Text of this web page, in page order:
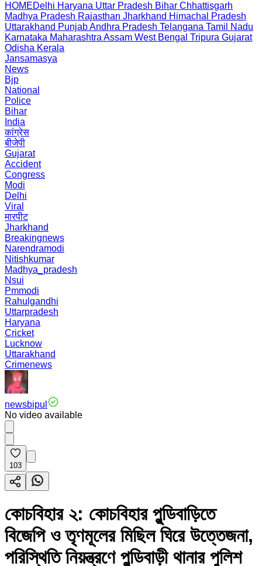
HOMEDelhi Haryana Uttar Pradesh Bihar Chhattisgarh
Madhya Pradesh Rajasthan Jharkhand Himachal Pradesh
Uttarakhand PunjabAndhra Pradesh Telangana Tamil Nadu
Karnataka Maharashtra Assam West Bengal Tripura Gujarat
Odisha Kerala
Jansamasya
News
Bjp
National
Police
Bihar
India
कांग्रेस
बीजेपी
Gujarat
Accident
Congress
Modi
Delhi
Viral
मारपीट
Jharkhand
Breakingnews
Narendramodi
Nitishkumar
Madhya_pradesh
Nsui
Pmmodi
Rahulgandhi
Uttarpradesh
Haryana
Cricket
Lucknow
Uttarakhand
Crimenews
newsbipul
No video available
103
কোচবিহার ২: কোচবিহার পুন্ডিবাড়িতে
বিজেপি ও তৃণমূলের মিছিল ঘিরে উত্তেজনা,
পরিস্থিতি নিয়ন্ত্রণে পুন্ডিবাড়ী থানার পুলিশ